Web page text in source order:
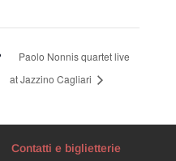
Paolo Nonnis quartet live
at Jazzino Cagliari
Contatti e biglietterie